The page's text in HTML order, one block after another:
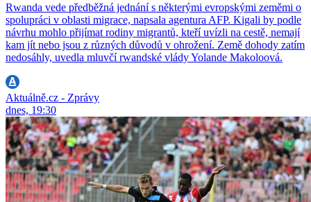
Rwanda vede předběžná jednání s některými evropskými zeměmi o
spolupráci v oblasti migrace, napsala agentura AFP. Kigali by podle
návrhu mohlo přijímat rodiny migrantů, kteří uvízli na cestě, nemají
kam jít nebo jsou z různých důvodů v ohrožení. Země dohody zatím
nedosáhly, uvedla mluvčí rwandské vlády Yolande Makoloová.
Aktuálně.cz - Zprávy
dnes, 19:30